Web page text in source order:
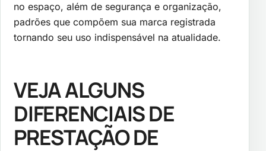
no espaço, além de segurança e organização,
padrões que compõem sua marca registrada
tornando seu uso indispensável na atualidade.
VEJA ALGUNS
DIFERENCIAIS DE
PRESTAÇÃO DE